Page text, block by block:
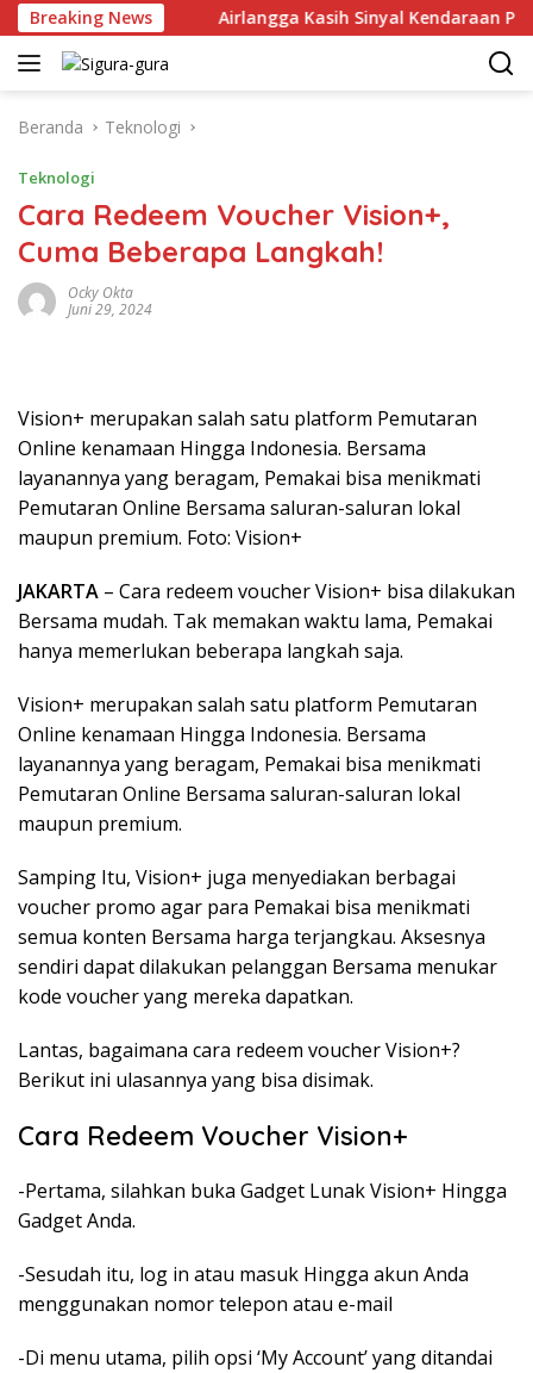
Langsung
ke
konten
Breaking News
Juni 2026 Airlangga Kasih Sinyal Kendaraan Pribadi
Beranda Teknologi
Teknologi
Cara Redeem Voucher Vision+,
Cuma Beberapa Langkah!
Ocky Okta
Juni 29, 2024
Vision+ merupakan salah satu platform Pemutaran
Online kenamaan Hingga Indonesia. Bersama
layanannya yang beragam, Pemakai bisa menikmati
Pemutaran Online Bersama saluran-saluran lokal
maupun premium. Foto: Vision+
JAKARTA – Cara redeem voucher Vision+ bisa dilakukan
Bersama mudah. Tak memakan waktu lama, Pemakai
hanya memerlukan beberapa langkah saja.
Vision+ merupakan salah satu platform Pemutaran
Online kenamaan Hingga Indonesia. Bersama
layanannya yang beragam, Pemakai bisa menikmati
Pemutaran Online Bersama saluran-saluran lokal
maupun premium.
Samping Itu, Vision+ juga menyediakan berbagai
voucher promo agar para Pemakai bisa menikmati
semua konten Bersama harga terjangkau. Aksesnya
sendiri dapat dilakukan pelanggan Bersama menukar
kode voucher yang mereka dapatkan.
Lantas, bagaimana cara redeem voucher Vision+?
Berikut ini ulasannya yang bisa disimak.
Cara Redeem Voucher Vision+
-Pertama, silahkan buka Gadget Lunak Vision+ Hingga
Gadget Anda.
-Sesudah itu, log in atau masuk Hingga akun Anda
menggunakan nomor telepon atau e-mail
-Di menu utama, pilih opsi ‘My Account’ yang ditandai